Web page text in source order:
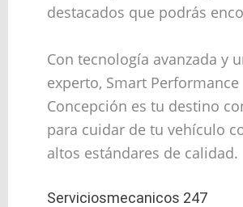
destacados que podrás
Con tecnología avanzada y
experto, Smart Performance
Concepción es tu destino
para cuidar de tu vehículo
altos estándares de calidad.
Serviciosmecanicos 247